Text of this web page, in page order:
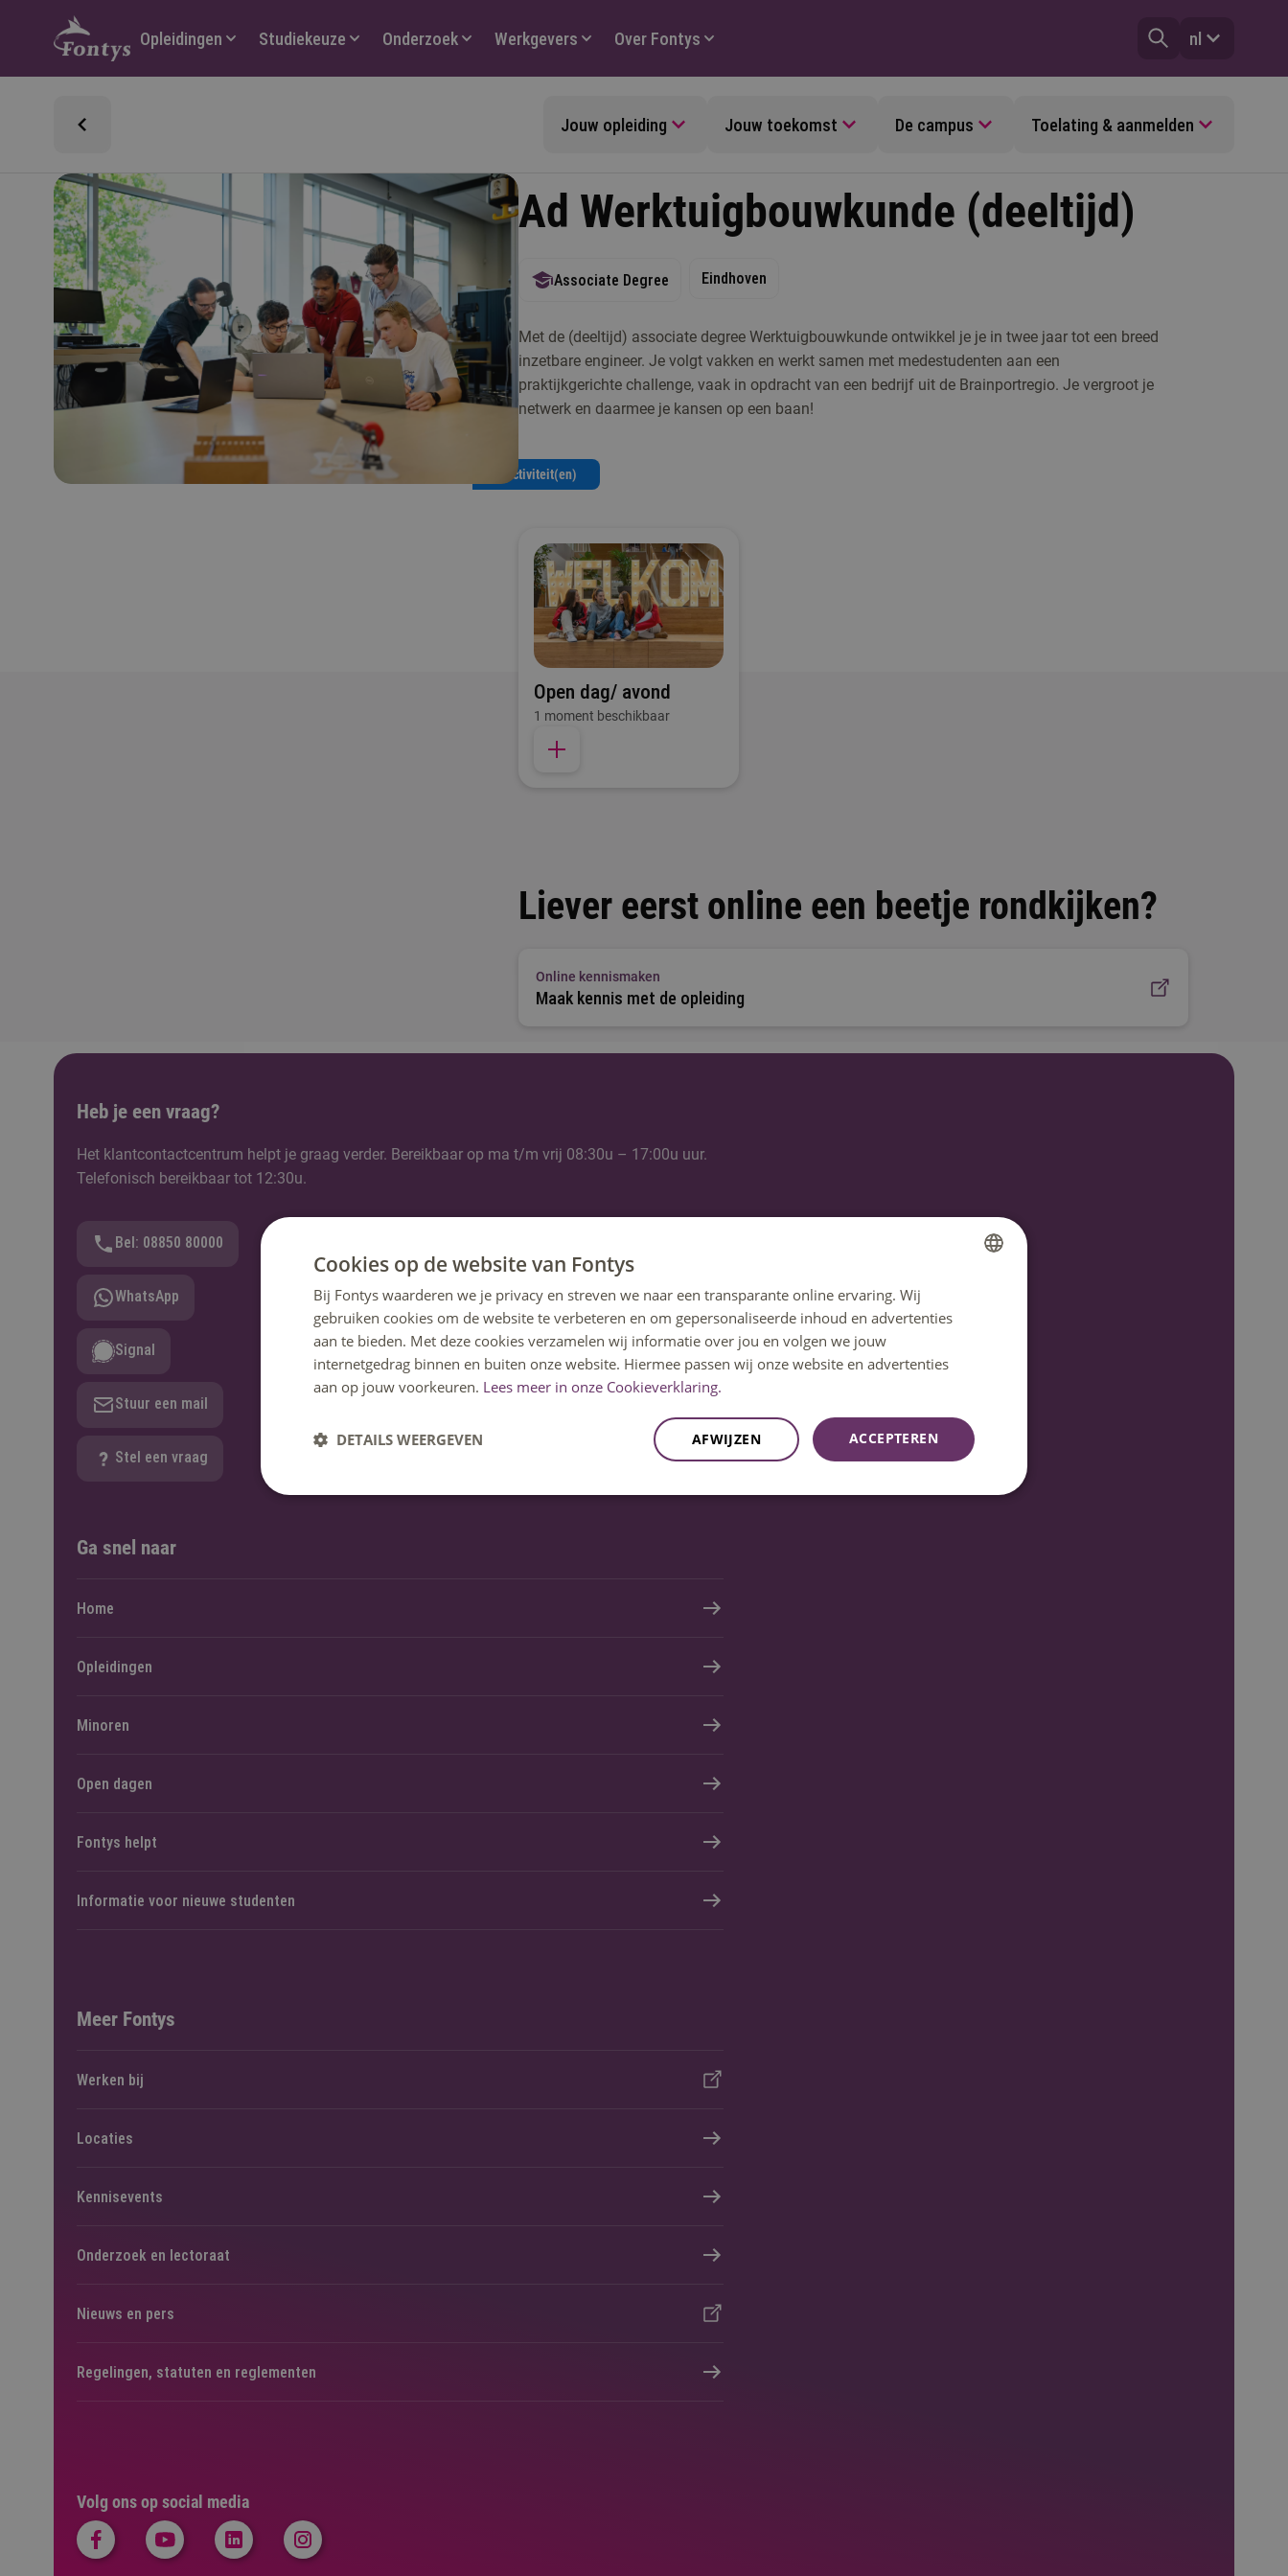
Hoofdmenu
Opleidingen Studiekeuze Onderzoek Werkgevers Over Fontys nl
Jouw opleiding Jouw toekomst De campus Toelating & aanmelden
Ad Werktuigbouwkunde (deeltijd)
Associate Degree Eindhoven
Met de (deeltijd) associate degree Werktuigbouwkunde ontwikkel je je in twee jaar tot een breed
inzetbare engineer. Je volgt vakken en werkt samen met medestudenten aan een
praktijkgerichte challenge, vaak in opdracht van een bedrijf uit de Brainportregio. Je vergroot je
netwerk en daarmee je kansen op een baan!
1 Activiteit(en)
Open dag/ avond
1 moment beschikbaar
Liever eerst online een beetje rondkijken?
Online kennismaken
Maak kennis met de opleiding
Heb je een vraag?
Het klantcontactcentrum helpt je graag verder. Bereikbaar op ma t/m vrij 08:30u – 17:00u uur.
Telefonisch bereikbaar tot 12:30u.
Bel: 08850 80000
WhatsApp
Signal
Stuur een mail
Stel een vraag
Volg ons op social media
Ga snel naar
Home
Opleidingen
Minoren
Open dagen
Fontys helpt
Informatie voor nieuwe studenten
Meer Fontys
Werken bij
Locaties
Kennisevents
Onderzoek en lectoraat
Nieuws en pers
Regelingen, statuten en reglementen
ENGLISH
Cookies op de website van Fontys
Bij Fontys waarderen we je privacy en streven we naar een transparante online ervaring. Wij
gebruiken cookies om de website te verbeteren en om gepersonaliseerde inhoud en advertenties
aan te bieden. Met deze cookies verzamelen wij informatie over jou en volgen we jouw
internetgedrag binnen en buiten onze website. Hiermee passen wij onze website en advertenties
aan op jouw voorkeuren. Lees meer in onze Cookieverklaring.
ACCEPTEREN
AFWIJZEN
DETAILS WEERGEVEN